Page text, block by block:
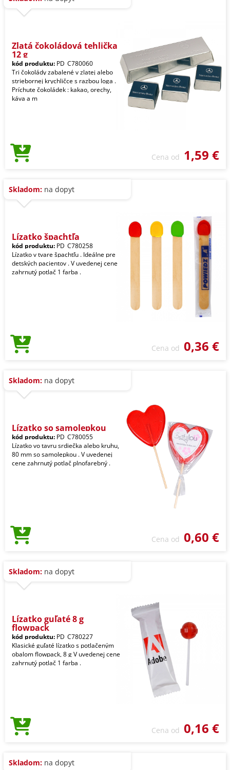
Zlatá čokoládová tehlička
12 g
kód produktu: PD_C780060
Tri čokolády zabalené v zlatej alebo
striebornej krychličce s razbou loga .
Príchute čokoládek : kakao, orechy,
káva a m
Cena od 1,59 €
Skladom: na dopyt
Lízatko špachtľa
kód produktu: PD_C780258
Lízatko v tvare špachtľu . Ideálne pre
detských pacientov . V uvedenej cene
zahrnutý potlač 1 farba .
Cena od 0,36 €
Skladom: na dopyt
Lízatko so samolepkou
kód produktu: PD_C780055
Lízatko vo tavru srdiečka alebo kruhu,
80 mm so samolepkou . V uvedenej
cene zahrnutý potlač plnofarebný .
Cena od 0,60 €
Skladom: na dopyt
Lízatko guľaté 8 g
flowpack
kód produktu: PD_C780227
Klasické guľaté lízatko s potlačeným
obalom flowpack, 8 g V uvedenej cene
zahrnutý potlač 1 farba .
Cena od 0,16 €
Skladom: na dopyt